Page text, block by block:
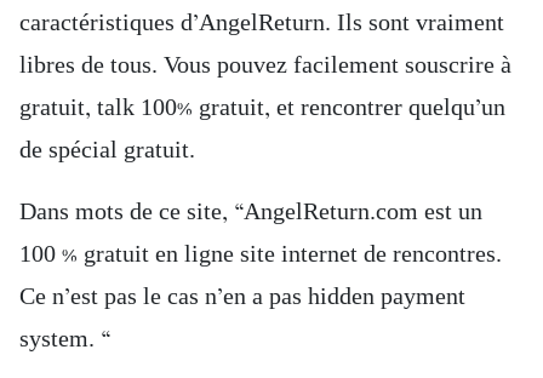
caractéristiques d’AngelReturn. Ils sont vraiment
libres de tous. Vous pouvez facilement souscrire à
gratuit, talk 100% gratuit, et rencontrer quelqu’un
de spécial gratuit.
Dans mots de ce site, “AngelReturn.com est un
100 % gratuit en ligne site internet de rencontres.
Ce n’est pas le cas n’en a pas hidden payment
system. “